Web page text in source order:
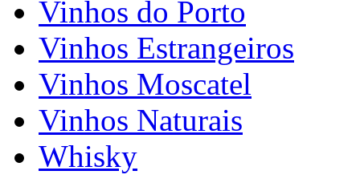
Vinhos do Porto
Vinhos Estrangeiros
Vinhos Moscatel
Vinhos Naturais
Whisky